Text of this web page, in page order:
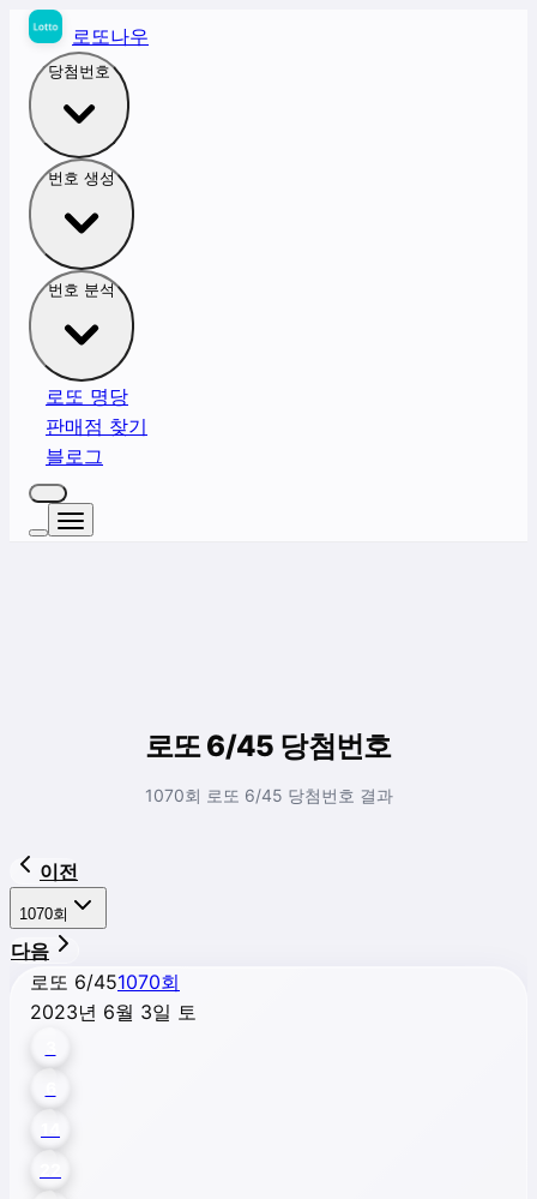
로또나우
당첨번호
번호 생성
번호 분석
로또 명당
판매점 찾기
블로그
로또 6/45 당첨번호
1070회 로또 6/45 당첨번호 결과
이전
1070회
다음
로또 6/451070회
2023년 6월 3일 토